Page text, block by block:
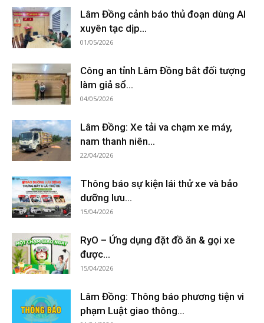
Lâm Đồng cảnh báo thủ đoạn dùng AI
xuyên tạc dịp...
01/05/2026
Công an tỉnh Lâm Đồng bắt đối tượng
làm giả sổ...
04/05/2026
Lâm Đồng: Xe tải va chạm xe máy,
nam thanh niên...
22/04/2026
Thông báo sự kiện lái thử xe và bảo
dưỡng lưu...
15/04/2026
RyO – Ứng dụng đặt đồ ăn & gọi xe
được...
15/04/2026
Lâm Đồng: Thông báo phương tiện vi
phạm Luật giao thông...